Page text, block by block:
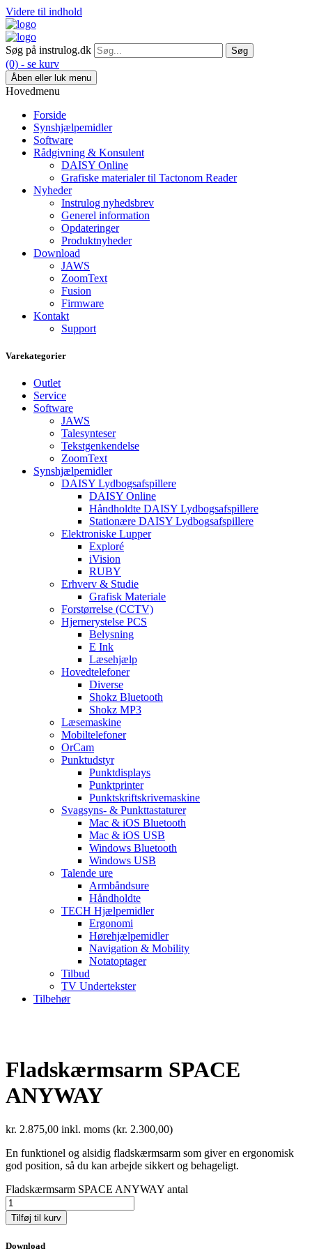
Videre til indhold
Søg på instrulog.dk
(0) - se kurv
Åben eller luk menu
Hovedmenu
Forside
Synshjælpemidler
Software
Rådgivning & Konsulent
DAISY Online
Grafiske materialer til Tactonom Reader
Nyheder
Instrulog nyhedsbrev
Generel information
Opdateringer
Produktnyheder
Download
JAWS
ZoomText
Fusion
Firmware
Kontakt
Support
Varekategorier
Outlet
Service
Software
JAWS
Talesynteser
Tekstgenkendelse
ZoomText
Synshjælpemidler
DAISY Lydbogsafspillere
DAISY Online
Håndholdte DAISY Lydbogsafspillere
Stationære DAISY Lydbogsafspillere
Elektroniske Lupper
Exploré
iVision
RUBY
Erhverv & Studie
Grafisk Materiale
Forstørrelse (CCTV)
Hjernerystelse PCS
Belysning
E Ink
Læsehjælp
Hovedtelefoner
Diverse
Shokz Bluetooth
Shokz MP3
Læsemaskine
Mobiltelefoner
OrCam
Punktudstyr
Punktdisplays
Punktprinter
Punktskriftskrivemaskine
Svagsyns- & Punkttastaturer
Mac & iOS Bluetooth
Mac & iOS USB
Windows Bluetooth
Windows USB
Talende ure
Armbåndsure
Håndholdte
TECH Hjælpemidler
Ergonomi
Hørehjælpemidler
Navigation & Mobility
Notatoptager
Tilbud
TV Undertekster
Tilbehør
Fladskærmsarm SPACE
ANYWAY
kr. 2.875,00 inkl. moms (kr. 2.300,00)
En funktionel og alsidig fladskærmsarm som giver en ergonomisk
god position, så du kan arbejde sikkert og behageligt.
Fladskærmsarm SPACE ANYWAY antal
Tilføj til kurv
Download